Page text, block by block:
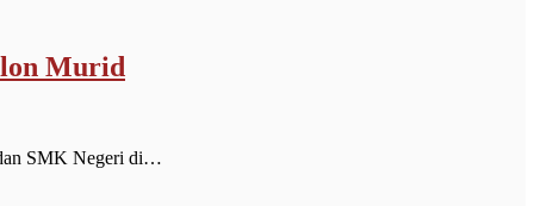
Murid
SMK Negeri di…